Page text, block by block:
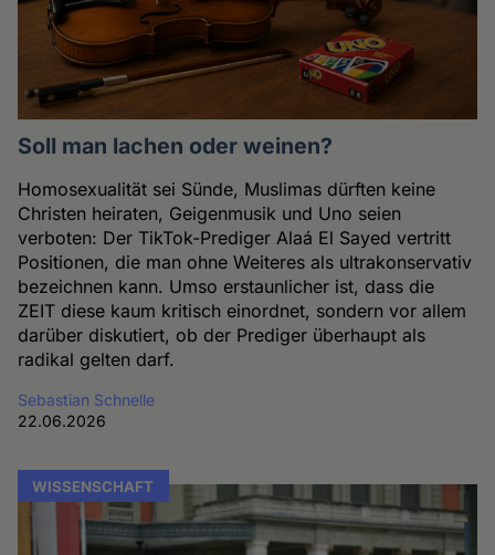
Soll man lachen oder weinen?
Homosexualität sei Sünde, Muslimas dürften keine
Christen heiraten, Geigenmusik und Uno seien
verboten: Der TikTok-Prediger Alaá El Sayed vertritt
Positionen, die man ohne Weiteres als ultrakonservativ
bezeichnen kann. Umso erstaunlicher ist, dass die
ZEIT diese kaum kritisch einordnet, sondern vor allem
darüber diskutiert, ob der Prediger überhaupt als
radikal gelten darf.
Sebastian Schnelle
22.06.2026
WISSENSCHAFT